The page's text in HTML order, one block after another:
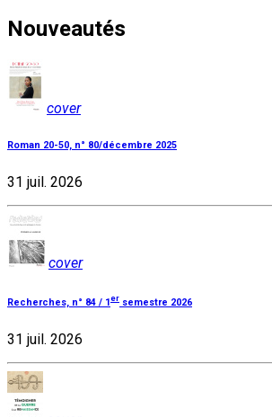
Nouveautés
cover
Roman 20-50, n° 80/décembre 2025
31 juil. 2026
cover
Recherches, n° 84 / 1er semestre 2026
31 juil. 2026